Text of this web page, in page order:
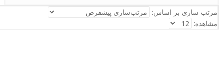
مرتب سازی بر اساس:
مشاهده: